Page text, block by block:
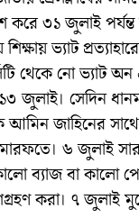
করে ৩১ জুলাই পর্যন্ত
ভ্যাট
থেকে নো ভ্যাট
জুলাই। সেদিন
জাহিনের
৬ জুলাই
ব্যাজ বা কালো
করা। ৭ জুলাই